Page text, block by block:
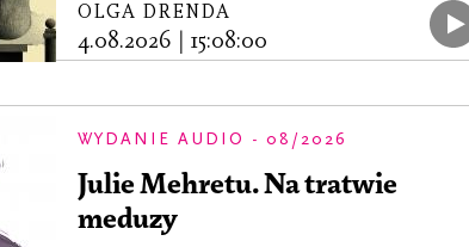
OLGA DRENDA
4.08.2026 15:08:00
WYDANIE AUDIO - 08/2026
Julie Mehretu. Na tratwie
meduzy